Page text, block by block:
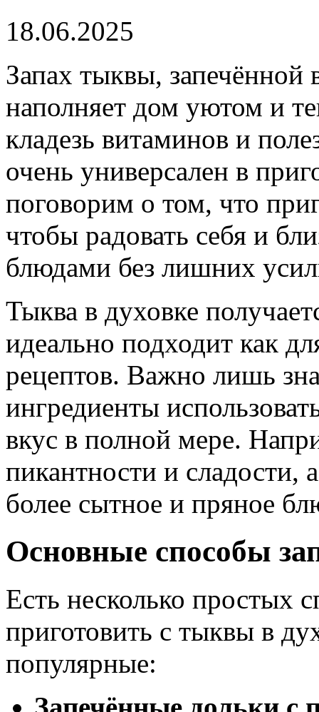
18.06.2025
Запах тыквы, запечённой
наполняет дом уютом и
кладезь витаминов и
очень универсален в
поговорим о том, что
чтобы радовать себя и
блюдами без лишних
Тыква в духовке
идеально подходит как
рецептов. Важно лишь
ингредиенты
вкус в полной мере.
пикантности и сладости,
более сытное и пряное
Основные способы
Есть несколько простых
приготовить с тыквы в
популярные: